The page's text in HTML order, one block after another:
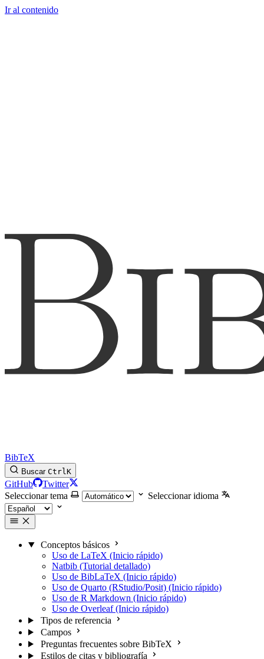
Ir al contenido
BibTeX
Buscar CtrlK
GitHub
Twitter
Seleccionar tema
Seleccionar idioma
Conceptos básicos
Uso de LaTeX (Inicio rápido)
Natbib (Tutorial detallado)
Uso de BibLaTeX (Inicio rápido)
Uso de Quarto (RStudio/Posit) (Inicio rápido)
Uso de R Markdown (Inicio rápido)
Uso de Overleaf (Inicio rápido)
Tipos de referencia
Campos
Preguntas frecuentes sobre BibTeX
Estilos de citas y bibliografía